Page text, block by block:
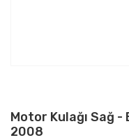
Motor Kulağı Sağ
2008